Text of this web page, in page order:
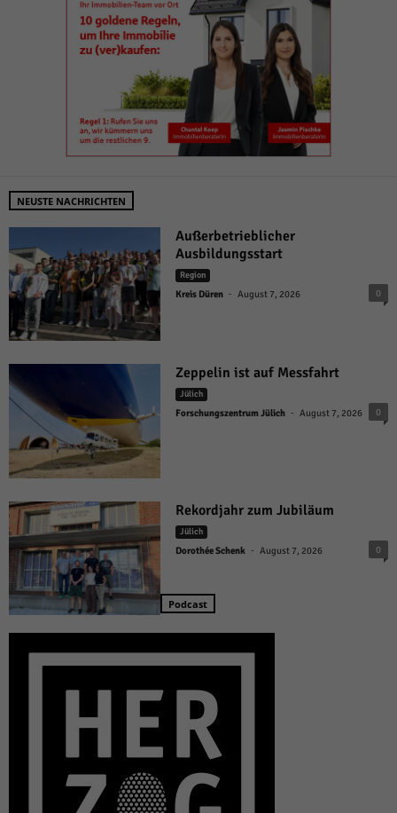
NEUSTE NACHRICHTEN
Außerbetrieblicher
Ausbildungsstart
Region
Kreis Düren - August 7, 2026 0
Zeppelin ist auf Messfahrt
Jülich
Forschungszentrum Jülich - August 7, 2026 0
Rekordjahr zum Jubiläum
Jülich
Dorothée Schenk - August 7, 2026 0
Podcast